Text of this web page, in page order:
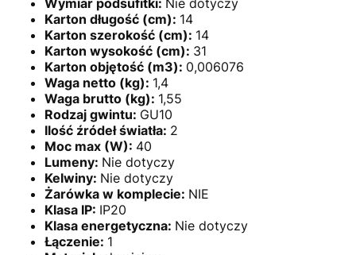
Wymiar podsufitki: Nie dotyczy
Karton długość (cm): 14
Karton szerokość (cm): 14
Karton wysokość (cm): 31
Karton objętość (m3): 0,006076
Waga netto (kg): 1,4
Waga brutto (kg): 1,55
Rodzaj gwintu: GU10
Ilość źródeł światła: 2
Moc max (W): 40
Lumeny: Nie dotyczy
Kelwiny: Nie dotyczy
Żarówka w komplecie: NIE
Klasa IP: IP20
Klasa energetyczna: Nie dotyczy
Łączenie: 1